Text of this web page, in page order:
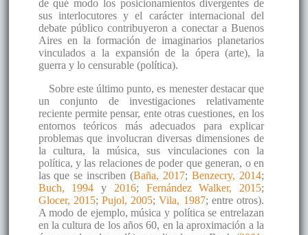
de qué modo los posicionamientos divergentes de
sus interlocutores y el carácter internacional del
debate público contribuyeron a conectar a Buenos
Aires en la formación de imaginarios planetarios
vinculados a la expansión de la ópera (arte), la
guerra y lo censurable (política).
Sobre este último punto, es menester destacar que
un conjunto de investigaciones relativamente
reciente permite pensar, ente otras cuestiones, en los
entornos teóricos más adecuados para explicar
problemas que involucran diversas dimensiones de
la cultura, la música, sus vinculaciones con la
política, y las relaciones de poder que generan, o en
las que se inscriben (Baña, 2017;Benzecry, 2014;
Buch, 1994 y 2016; Fernández Walker, 2015;
Glocer, 2015; Pujol, 2005;Vila, 1987; entre otros).
A modo de ejemplo, música y política se entrelazan
en la cultura de los años 60, en la aproximación a la